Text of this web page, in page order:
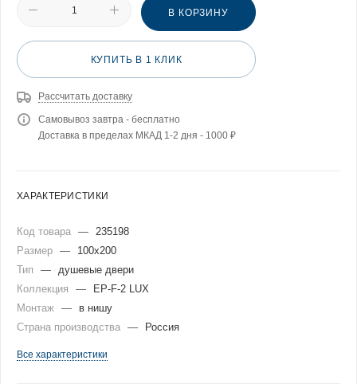
В КОРЗИНУ
КУПИТЬ В 1 КЛИК
Рассчитать доставку
Самовывоз завтра - бесплатно
Доставка в пределах МКАД 1-2 дня - 1000 ₽
ХАРАКТЕРИСТИКИ
Код товара —
235198
Размер —
100x200
Тип
—
душевые двери
Коллекция
—
EP-F-2 LUX
Монтаж —
в нишу
Страна производства — Россия
Все характеристики